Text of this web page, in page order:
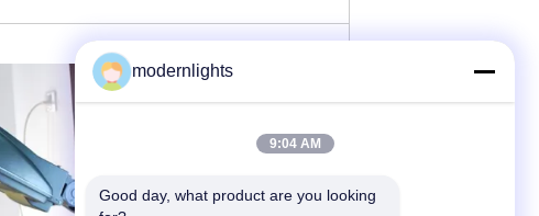
Lotto regolabile del parco
all'aperto del LED alto - 265v
Contattaci
modernlights
9:04 AM
Good day, what product are you looking